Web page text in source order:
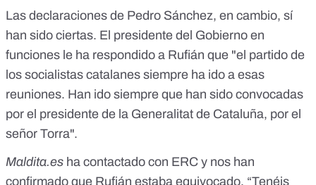
Las declaraciones de Pedro Sánchez, en cambio, sí
han sido ciertas. El presidente del Gobierno en
funciones le ha respondido a Rufián que "el partido de
los socialistas catalanes siempre ha ido a esas
reuniones. Han ido siempre que han sido convocadas
por el presidente de la Generalitat de Cataluña, por el
señor Torra".
Maldita.es ha contactado con ERC y nos han
confirmado que Rufián estaba equivocado. “Tenéis